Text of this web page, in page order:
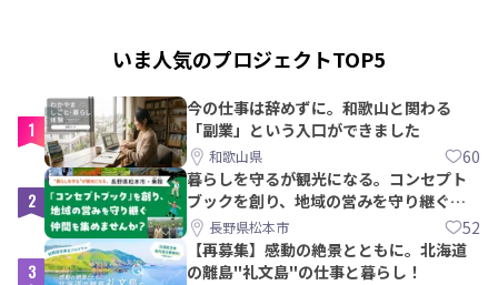
いま人気のプロジェクトTOP5
1
今の仕事は辞めずに。和歌山と関わる
「副業」という入口ができました
和歌山県 60
2
暮らしを守るが観光になる。コンセプト
ブックを創り、地域の営みを守り継ぐ仲
間を集めませんか？
長野県松本市 52
3
【再募集】感動の絶景とともに。北海道
の離島"礼文島"の仕事と暮らし！